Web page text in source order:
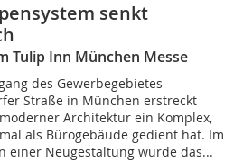
senkt
Tulip Inn München Messe
des Gewerbegebietes
Straße in München erstreckt
Architektur ein Komplex,
als Bürogebäude gedient hat. Im
einer Neugestaltung wurde das...